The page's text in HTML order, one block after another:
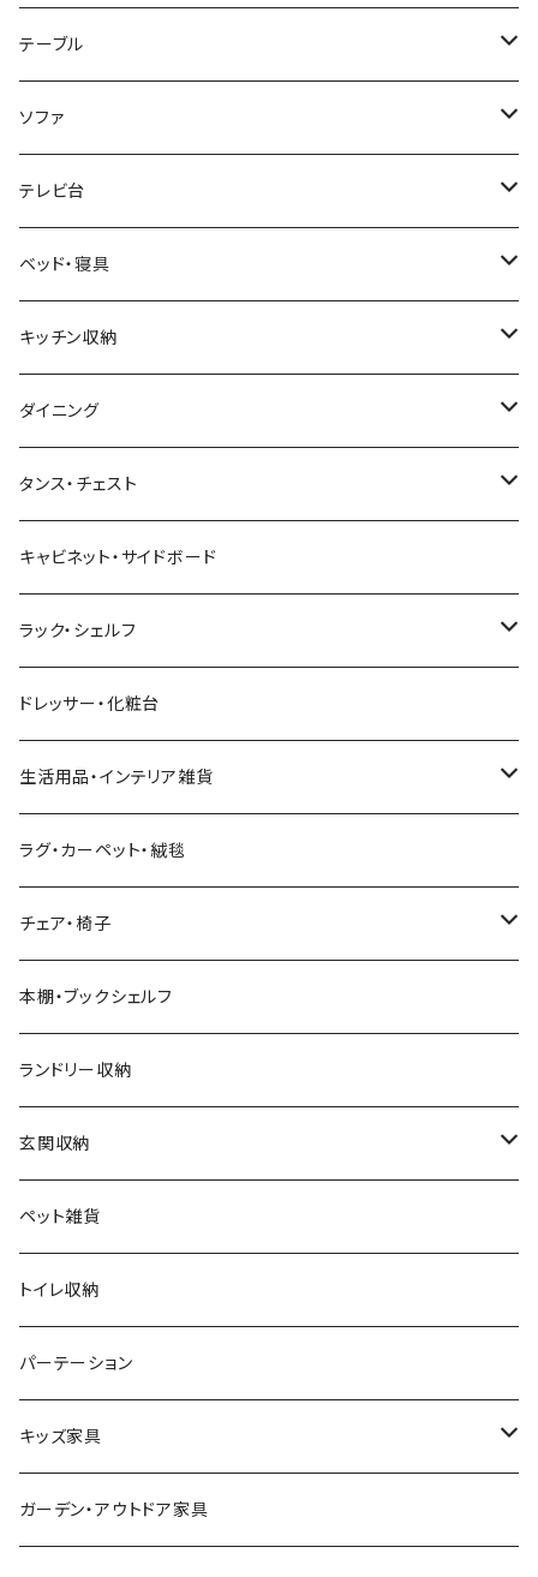
ホテルライク風インテリア
韓国インテリア
和風/和モダン
ミッドセンチュリー
西海岸風
カフェ風
ヴィンテージ
北欧風・ノルディック
インダストリアル
フレンチカントリー
アジアン
ボタニカル
モダン
カントリー
アンティーク
ヨーロピアン
モノトーン
ナチュラル
シンプル
スタイリッシュ
レトロ
パソコンデスク・ワークデスク
学習机・勉強机
収納付きデスク
折りたたみデスク
サイズ
幅100cm以下
幅101～120cm
デスクワゴン
テーブル
サイズ
幅100cm以下
幅101～120cm
ローテーブル・リビングテーブル
サイドテーブル・ナイトテーブル
カウンターテーブル
こたつ・こたつテーブル
こたつテーブル+布団掛敷セット
こたつテーブル+掛け布団
ネストテーブル
折りたたみテーブル
昇降式・リフティングテーブル
ソファ
サイズ
幅90cm以下
幅91～120cm
1人掛けソファ
2人掛けソファ
3人掛けソファ
4人掛け以上のソファ
ソファベッド
フロアソファ・ローソファ
リクライニングソファ
カウチソファ・コーナーソファ
オットマン
電動リクライニングソファ
テレビ台
サイズ
幅90cm以下
幅91～120cm
ロータイプテレビ台・ローボード
ミドルタイプテレビ台
コーナーテレビ台
ハイタイプテレビ台・壁面収納
伸縮テレビ台
テレビスタンド
ベッド・寝具
サイズ
セミシングルショート
シングルベッド
ベッドフレーム
マット付きベッド
収納付きベッド
ロフトベッド
ヘッドボード
マットレス
寝具
キッチン収納
食器棚
キッチンカウンター
キッチンワゴン
レンジ台
キッチンラック
キッチン雑貨
ダイニング
ダイニングテーブル
ダイニングテーブルセット
2人用ダイニングテーブルセット
4人用ダイニングテーブルセット
ダイニングチェア・ベンチ
ダイニングソファ
タンス・チェスト
サイドチェスト
ハイチェスト
キャビネット・サイドボード
ラック・シェルフ
オープンラック
突っ張り収納
カート
ディスプレイラック
ドレッサー・化粧台
生活用品・インテリア雑貨
ミラー・姿見
ハンガーラック・ポールハンガー
ダストボックス
ハンキングラック
プランター用品
クッション
その他
ラグ・カーペット・絨毯
チェア・椅子
スツール
カウンターチェア
デザイナーズチェア
ダイニングチェア
オフィスチェア
パーソナルチェア
フォールディングチェア
玄関・エントランスチェア
本棚・ブックシェルフ
ランドリー収納
玄関収納
シューズラック・シューズボックス
傘立て
その他
ペット雑貨
トイレ収納
パーテーション
キッズ家具
プレイマット
ガーデン・アウトドア家具